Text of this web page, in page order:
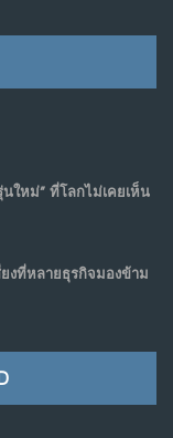
ท้วงดิจิทัล” ครั้งใหม่
ำลังเปลี่ยนรัฐ
นใหม่” ที่โลกไม่เคยเห็น
งที่หลายธุรกิจมองข้าม